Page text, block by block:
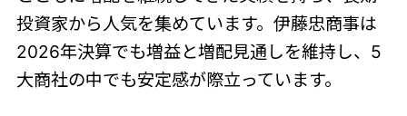
投資家から人気を集めています。伊藤忠商事は
2026年決算でも増益と増配見通しを維持し、5
大商社の中でも安定感が際立っています。